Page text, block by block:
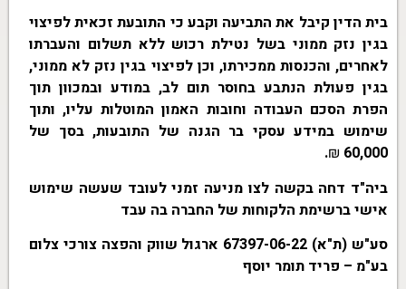
בית הדין קיבל את התביעה וקבע כי התובעת זכאית לפיצוי
בגין נזק ממוני בשל נטילת רכוש ללא תשלום והעברתו
לאחרים, והכנסות ממכירתו, וכן לפיצוי בגין נזק לא ממוני,
בגין פעולת הנתבע בחוסר תום לב, במודע ובמכוון תוך
הפרת הסכם העבודה וחובות האמון המוטלות עליו, ותוך
שימוש במידע עסקי בר הגנה של התובעות, בסך של
60,000
₪
.
ביה"ד דחה בקשה לצו מניעה זמני לעובד שעשה שימוש
אישי ברשימת הלקוחות של החברה בה עבד
סע"ש (ת"א) 67397-06-22 ארגול שווק והפצה צורכי צלום
בע"מ – פריד תומר יוסף